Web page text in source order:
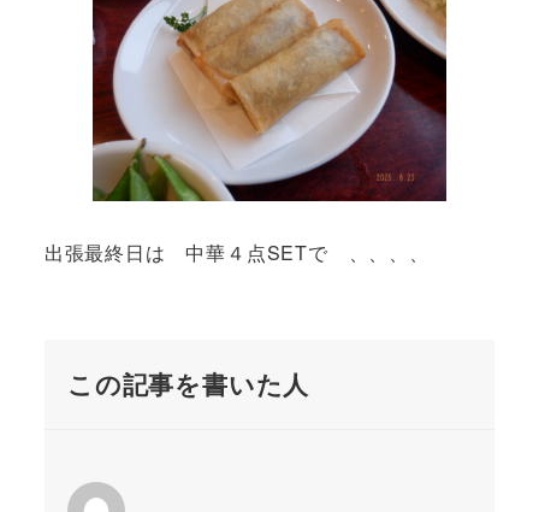
出張最終日は 中華４点SETで 、、、、
この記事を書いた人